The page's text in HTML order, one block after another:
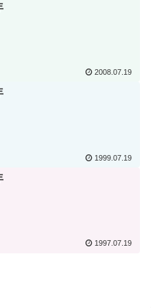
2008.07.19
1999.07.19
1997.07.19